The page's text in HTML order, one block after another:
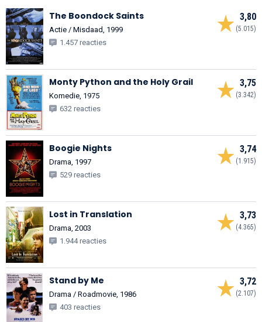
3,80
(5.015)
The Boondock Saints
Actie / Misdaad, 1999
1.457 reacties
3,75
(3.342)
Monty Python and the Holy Grail
Komedie, 1975
632 reacties
3,74
(1.915)
Boogie Nights
Drama, 1997
529 reacties
3,73
(4.365)
Lost in Translation
Drama, 2003
1.944 reacties
3,72
(2.107)
Stand by Me
Drama / Roadmovie, 1986
403 reacties